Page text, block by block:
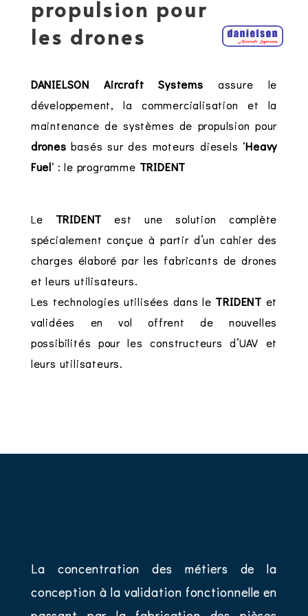
propulsion pour
les drones
DANIELSON Aircraft Systems assure le
développement, la commercialisation et la
maintenance de systèmes de propulsion pour
drones basés sur des moteurs diesels ‘Heavy
Fuel‘ : le programme TRIDENT
Le TRIDENT est une solution complète
spécialement conçue à partir d’un cahier des
charges élaboré par les fabricants de drones
et leurs utilisateurs.
Les technologies utilisées dans le TRIDENT et
validées en vol offrent de nouvelles
possibilités pour les constructeurs d’UAV et
leurs utilisateurs.
La concentration des métiers de la
conception à la validation fonctionnelle en